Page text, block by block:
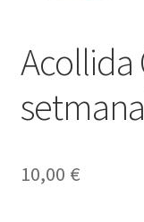
Acollida
10,00 €